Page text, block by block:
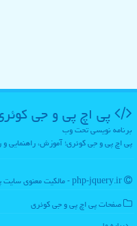
پی اچ پی و جی
برنامه نویسی تحت وب
پی اچ پی و جی کوئری؛ آموزش، راهنمایی
صفحات پی اچ پی و جی كوئری